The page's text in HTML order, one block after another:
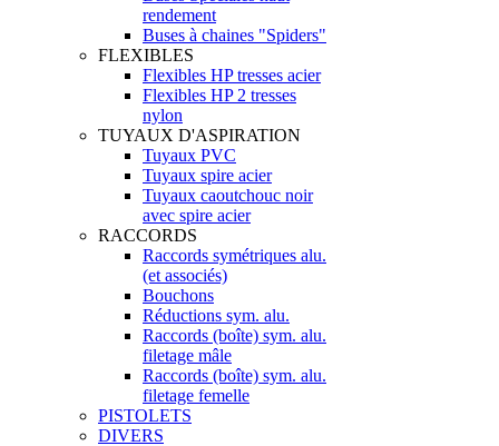
rendement
Buses à chaines "Spiders"
FLEXIBLES
Flexibles HP tresses acier
Flexibles HP 2 tresses
nylon
TUYAUX D'ASPIRATION
Tuyaux PVC
Tuyaux spire acier
Tuyaux caoutchouc noir
avec spire acier
RACCORDS
Raccords symétriques alu.
(et associés)
Bouchons
Réductions sym. alu.
Raccords (boîte) sym. alu.
filetage mâle
Raccords (boîte) sym. alu.
filetage femelle
PISTOLETS
DIVERS